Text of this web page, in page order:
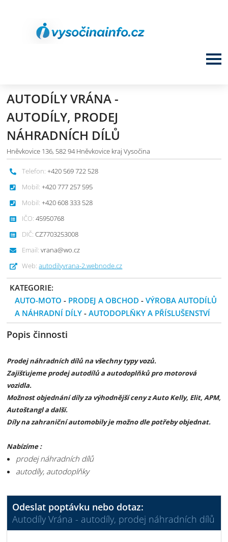
AUTODÍLY VRÁNA -
AUTODÍLY, PRODEJ
NÁHRADNÍCH DÍLŮ
Hněvkovice 136, 582 94 Hněvkovice kraj Vysočina
Telefon: +420 569 722 528
Mobil: +420 777 257 595
Mobil: +420 608 333 528
IČO: 45950768
DIČ: CZ7703253008
Email: vrana@wo.cz
Web: autodilyvrana-2.webnode.cz
KATEGORIE:
AUTO-MOTO - PRODEJ A OBCHOD -VÝROBA AUTODÍLŮ
A NÁHRADNÍ DÍLY -AUTODOPLŇKY A PŘÍSLUŠENSTVÍ
Popis činnosti
Prodej náhradních dílů na všechny typy vozů.
Zajišťujeme prodej autodílů a autodoplňků pro motorová
vozidla.
Možnost objednání díly za výhodnější ceny z Auto Kelly, Elit, APM,
Autoštangl a další.
Díly na zahraniční automobily je možno dle potřeby objednat.
Nabízíme :
prodej náhradních dílů
autodíly, autodoplňky
Odeslat poptávku nebo dotaz:
Autodíly Vrána - autodíly, prodej náhradních dílů